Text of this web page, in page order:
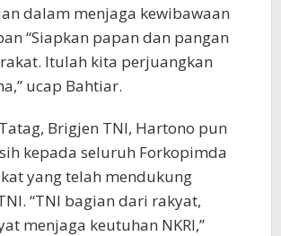
dalam menjaga kewibawaan
“Siapkan papan dan pangan
Itulah kita perjuangkan
ucap Bahtiar.
Brigjen TNI, Hartono pun
kepada seluruh Forkopimda
yang telah mendukung
“TNI bagian dari rakyat,
menjaga keutuhan NKRI,”